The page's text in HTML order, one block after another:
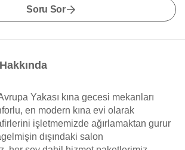
Soru Sor
Yakası kına gecesi mekanları
en modern kına evi olarak
işletmemizde ağırlamaktan gurur
dışındaki salon